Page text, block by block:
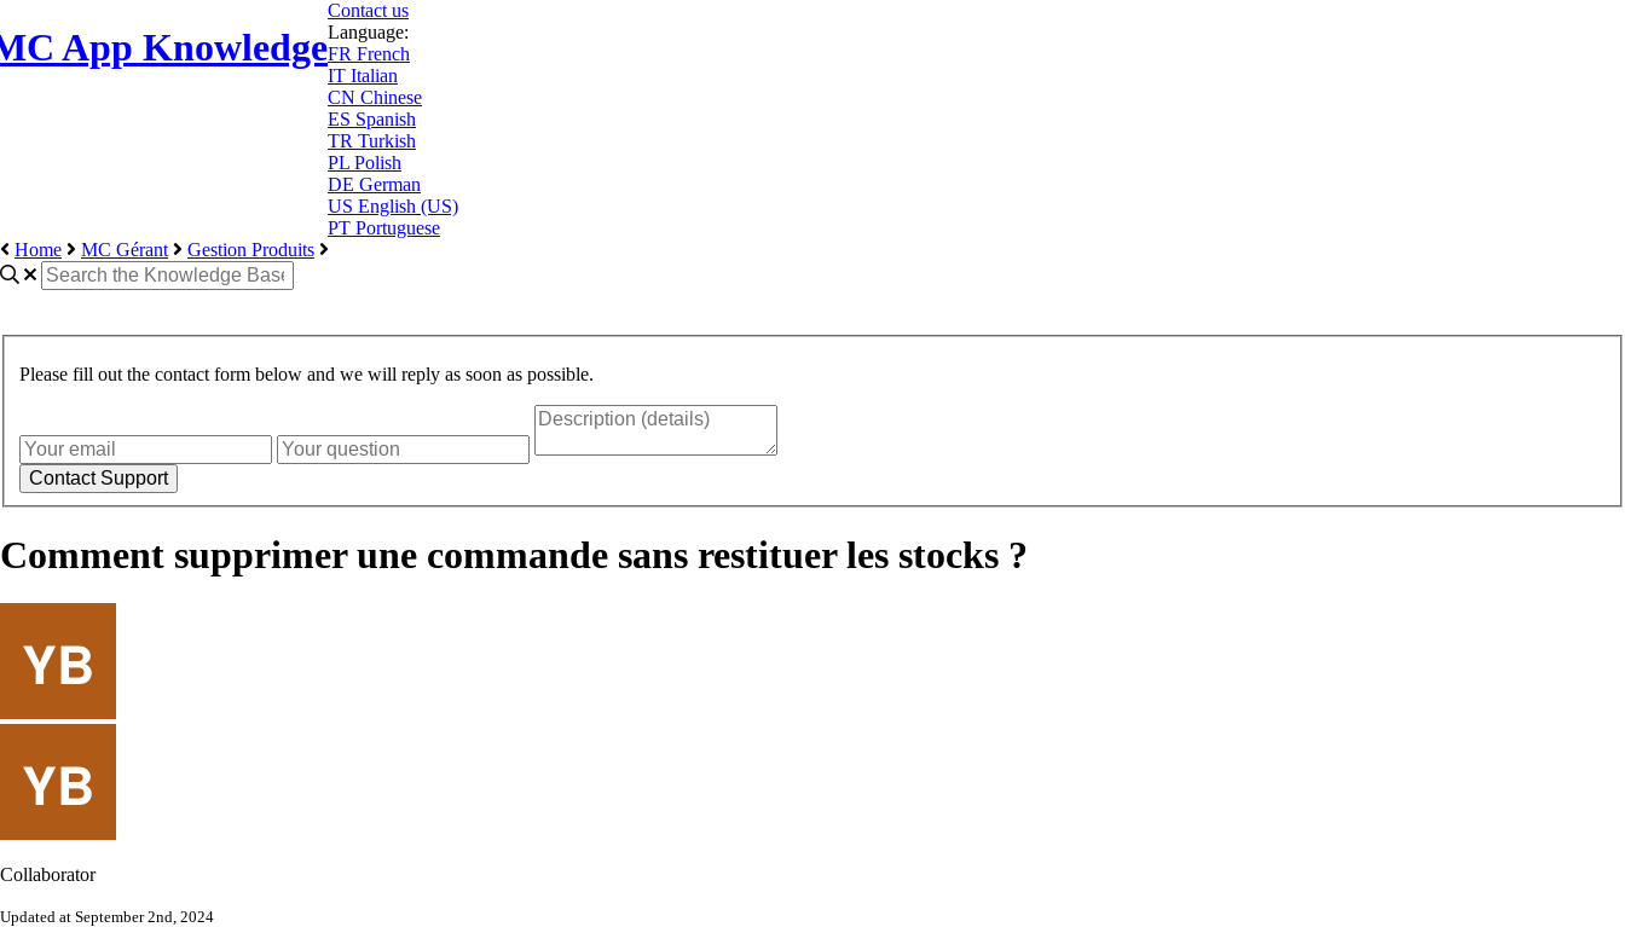
App Knowledge
Contact us
Language:
FR French
IT Italian
CN Chinese
ES Spanish
TR Turkish
PL Polish
DE German
US English (US)
PT Portuguese
Home
MC Gérant Gestion Produits
Please fill out the contact form below and we will reply as soon as possible.
Comment supprimer une commande sans restituer les stocks ?
Collaborator
Updated at September 2nd, 2024